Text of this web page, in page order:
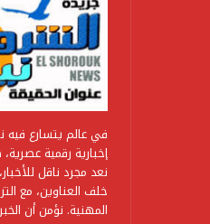
في عالم يتسارع فيه
إخبارية رقمية
نعد مجرد ناقل
خلف العناوين، مع
المهنية. نؤمن أن